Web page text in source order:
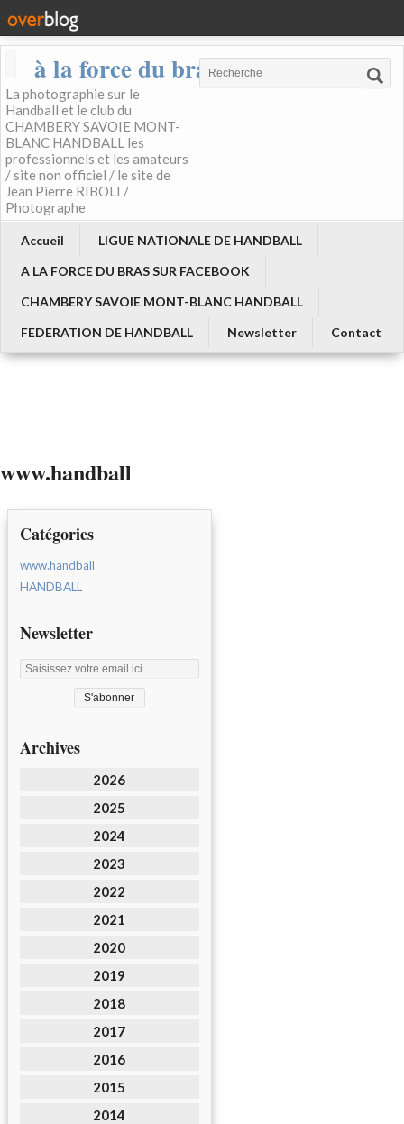
à la force du bras
La photographie sur le
Handball et le club du
CHAMBERY SAVOIE MONT-
BLANC HANDBALL les
professionnels et les amateurs
/ site non officiel / le site de
Jean Pierre RIBOLI /
Photographe
Accueil
LIGUE NATIONALE DE HANDBALL
A LA FORCE DU BRAS SUR FACEBOOK
CHAMBERY SAVOIE MONT-BLANC HANDBALL
FEDERATION DE HANDBALL
Newsletter Contact
www.handball
Catégories
www.handball
HANDBALL
Newsletter
Archives
2026
2025
2024
2023
2022
2021
2020
2019
2018
2017
2016
2015
2014